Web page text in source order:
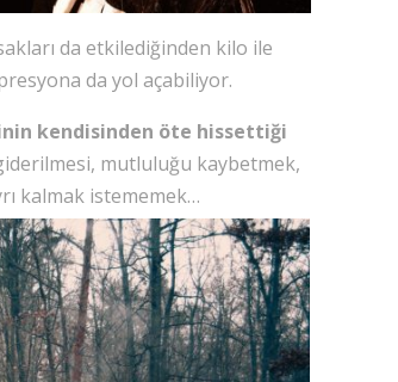
da etkilediğinden kilo ile
da yol açabiliyor.
kendisinden öte hissettiği
mutluluğu kaybetmek,
kalmak istememek…